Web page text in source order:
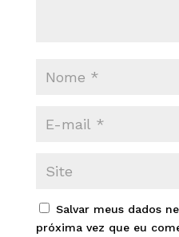
Salvar meus dados
próxima vez que eu